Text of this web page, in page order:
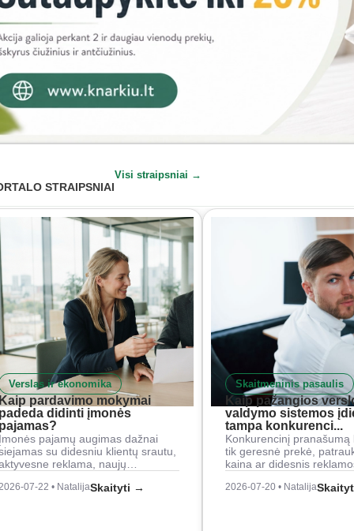
STRAIPSNIAI
Visi straipsniai →
Verslas ir ekonomika
pardavimo mokymai
didinti įmonės
pajamų augimas dažnai
su didesniu klientų srautu,
reklama, naujų…
07-22 • NatalijaSkaityti →
Skaitmeninis pasaulis
Kaip pažangios
valdymo sistemos
tampa konkurenci...
Konkurencinį pranašumą
tik geresnė prekė,
kaina ar didesnis
2026-07-20 • Natalija